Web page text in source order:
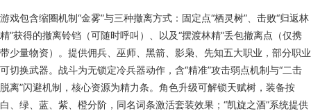
游戏包含缩圈机制“金雾”与三种撤离方式：固定点“栖灵树”、击败“归返林
精”获得的撤离铃铛（可随时呼叫）、以及“摆渡林精”丢包撤离点（仅携
带少量物资）。提供佣兵、巫师、黑箭、影枭、先知五大职业，部分职业
可切换武器。战斗为无锁定冷兵器动作，含“精准”攻击弱点机制与“二击
脱离”闪避机制，核心资源为精力条。角色升级可解锁天赋树，装备按
白、绿、蓝、紫、橙分阶，同名词条激活套装效果；“凯旋之酒”系统提供